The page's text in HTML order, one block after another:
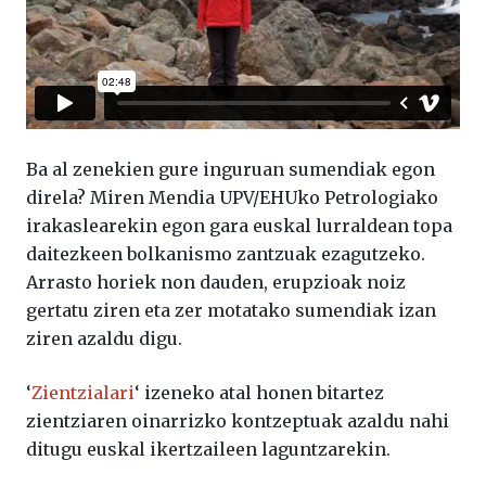
Ba al zenekien gure inguruan sumendiak egon
direla? Miren Mendia UPV/EHUko Petrologiako
irakaslearekin egon gara euskal lurraldean topa
daitezkeen bolkanismo zantzuak ezagutzeko.
Arrasto horiek non dauden, erupzioak noiz
gertatu ziren eta zer motatako sumendiak izan
ziren azaldu digu.
‘Zientzialari‘ izeneko atal honen bitartez
zientziaren oinarrizko kontzeptuak azaldu nahi
ditugu euskal ikertzaileen laguntzarekin.